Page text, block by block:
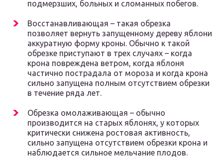
подмерзших, больных и сломанных побегов.
Восстанавливающая – такая обрезка
позволяет вернуть запущенному дереву яблони
аккуратную форму кроны. Обычно к такой
обрезке приступают в трех случаях – когда
крона повреждена ветром, когда яблоня
частично пострадала от мороза и когда крона
сильно запущена полным отсутствием обрезки
в течение ряда лет.
Обрезка омолаживающая – обычно
производится на старых яблонях, у которых
критически снижена ростовая активность,
сильно запущена отсутствием обрезки крона и
наблюдается сильное мельчание плодов.